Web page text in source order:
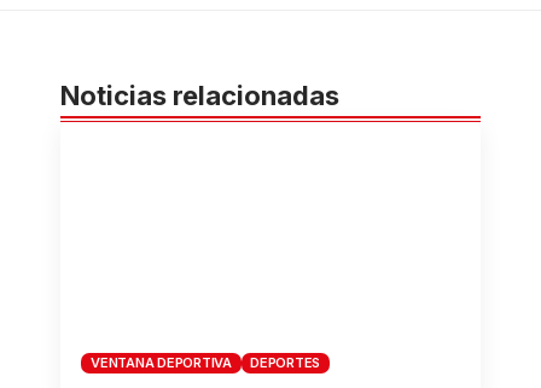
Noticias relacionadas
VENTANA DEPORTIVA DEPORTES